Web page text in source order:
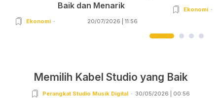
Baik dan Menarik
Ekonomi 20/07/2026 | 11:56
Ekonomi
Memilih Kabel Studio yang Baik
Perangkat Studio Musik Digital 30/05/2026 | 00:56